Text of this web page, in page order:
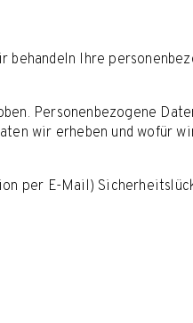
Ihre
Personenbezogene
wir erheben und wofür
per E-Mail)